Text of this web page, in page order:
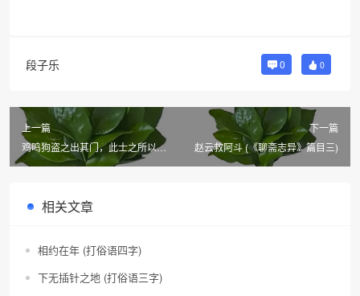
段子乐 0 0
上一篇
鸡鸣狗盗之出其门，此士之所以不
至也 (鲁迅作品篇目)
下一篇
赵云救阿斗 (《聊斋志异》篇目三)
相关文章
相约在年 (打俗语四字)
下无插针之地 (打俗语三字)